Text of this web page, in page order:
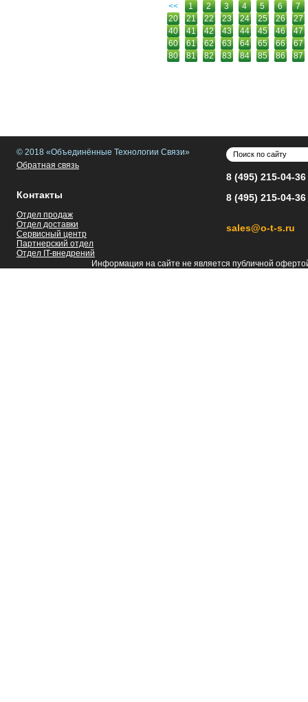
<< 1 2 3 4 5 6
7
20
21 22 23 24 25 26
27
40
41 42 43 44 45 46
47
60
61 62 63 64 65 66
67
80
81 82 83 84 85 86 87
© 2018 «Объединённые Технологии Связи»
Обратная связь
Контакты
Отдел продаж
Отдел доставки
Сервисный центр
Партнерский отдел
Отдел IT-внедрений
8 (495) 215-04-36
8 (495) 215-04-36
sales@o-t-s.ru
Информация на сайте не является публичной